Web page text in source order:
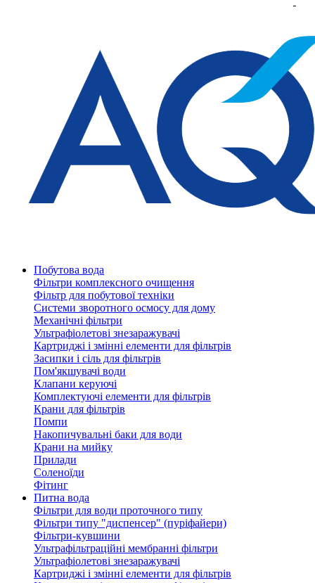
Побутова вода
Фільтри комплексного очищення
Фільтр для побутової техніки
Системи зворотного осмосу для дому
Механічні фільтри
Ультрафіолетові знезаражувачі
Картриджі і змінні елементи для фільтрів
Засипки і сіль для фільтрів
Пом'якшувачі води
Клапани керуючі
Комплектуючі елементи для фільтрів
Крани для фільтрів
Помпи
Накопичувальні баки для води
Крани на мийку
Прилади
Соленоїди
Фітинг
Питна вода
Фільтри для води проточного типу
Фільтри типу "диспенсер" (пуріфайери)
Фільтри-кувшини
Ультрафільтраційні мембранні фільтри
Ультрафіолетові знезаражувачі
Картриджі і змінні елементи для фільтрів